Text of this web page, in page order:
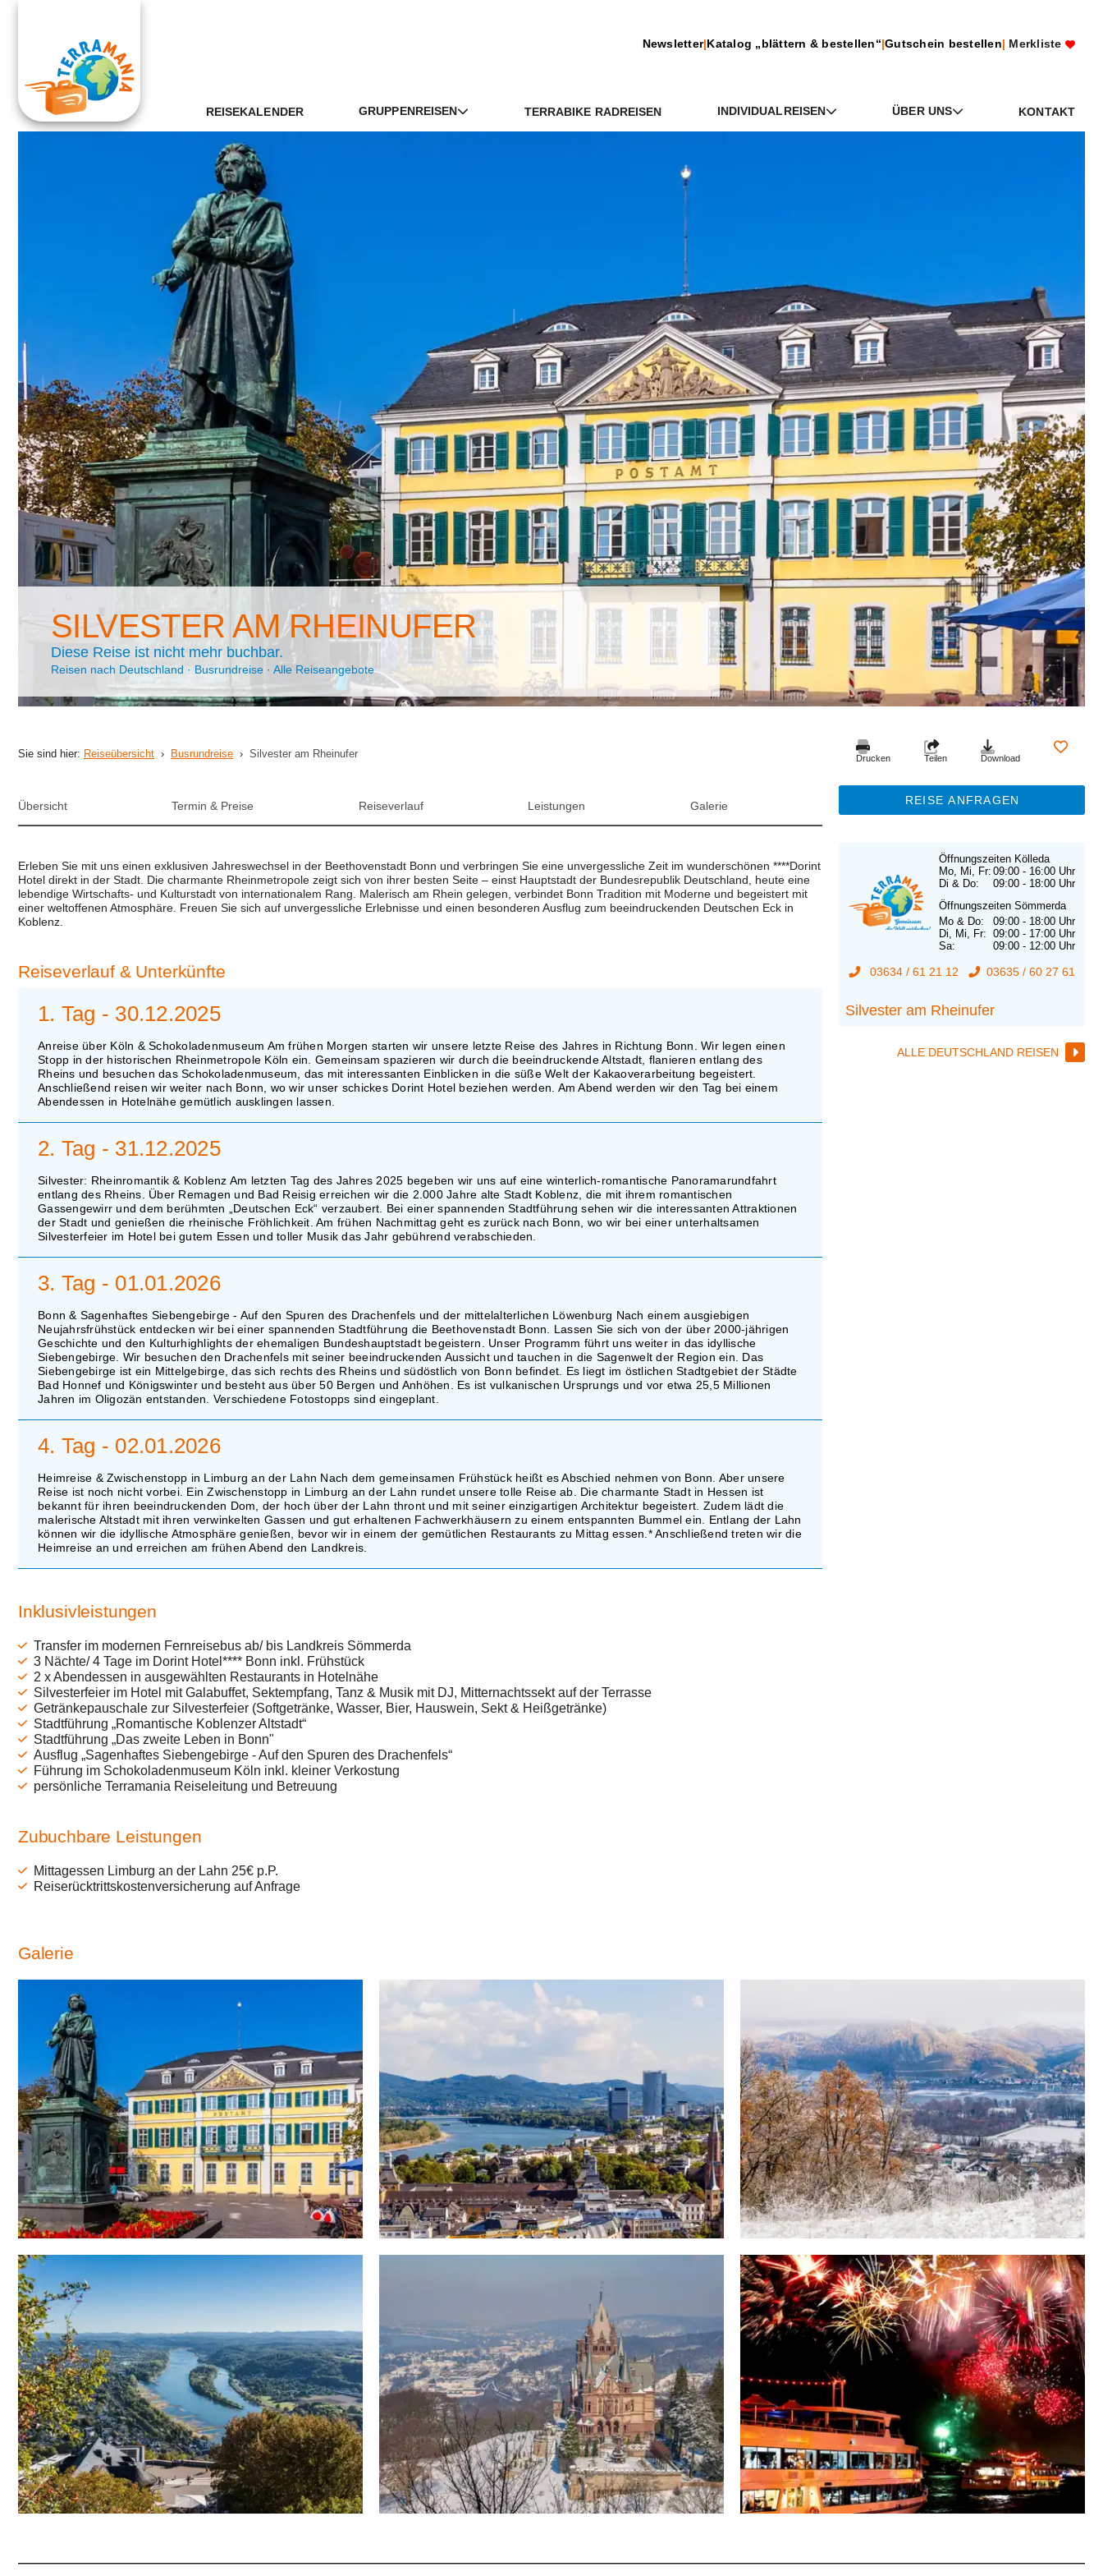
Newsletter|Katalog „blättern & bestellen“|Gutschein bestellen| Merkliste
REISEKALENDER GRUPPENREISEN TERRABIKE RADREISEN INDIVIDUALREISEN ÜBER UNS KONTAKT
SILVESTER AM RHEINUFER
Diese Reise ist nicht mehr buchbar.
Reisen nach Deutschland · Busrundreise · Alle Reiseangebote
Sie sind hier: Reiseübersicht › Busrundreise › Silvester am Rheinufer Drucken Teilen Download
Übersicht Termin & Preise Reiseverlauf Leistungen Galerie REISE ANFRAGEN
Erleben Sie mit uns einen exklusiven Jahreswechsel in der Beethovenstadt Bonn und verbringen Sie eine unvergessliche Zeit im wunderschönen ****Dorint
Hotel direkt in der Stadt. Die charmante Rheinmetropole zeigt sich von ihrer besten Seite – einst Hauptstadt der Bundesrepublik Deutschland, heute eine
lebendige Wirtschafts- und Kulturstadt von internationalem Rang. Malerisch am Rhein gelegen, verbindet Bonn Tradition mit Moderne und begeistert mit
einer weltoffenen Atmosphäre. Freuen Sie sich auf unvergessliche Erlebnisse und einen besonderen Ausflug zum beeindruckenden Deutschen Eck in
Koblenz.
Reiseverlauf & Unterkünfte
1. Tag - 30.12.2025
Anreise über Köln & Schokoladenmuseum Am frühen Morgen starten wir unsere letzte Reise des Jahres in Richtung Bonn. Wir legen einen
Stopp in der historischen Rheinmetropole Köln ein. Gemeinsam spazieren wir durch die beeindruckende Altstadt, flanieren entlang des
Rheins und besuchen das Schokoladenmuseum, das mit interessanten Einblicken in die süße Welt der Kakaoverarbeitung begeistert.
Anschließend reisen wir weiter nach Bonn, wo wir unser schickes Dorint Hotel beziehen werden. Am Abend werden wir den Tag bei einem
Abendessen in Hotelnähe gemütlich ausklingen lassen.
2. Tag - 31.12.2025
Silvester: Rheinromantik & Koblenz Am letzten Tag des Jahres 2025 begeben wir uns auf eine winterlich-romantische Panoramarundfahrt
entlang des Rheins. Über Remagen und Bad Reisig erreichen wir die 2.000 Jahre alte Stadt Koblenz, die mit ihrem romantischen
Gassengewirr und dem berühmten „Deutschen Eck“ verzaubert. Bei einer spannenden Stadtführung sehen wir die interessanten Attraktionen
der Stadt und genießen die rheinische Fröhlichkeit. Am frühen Nachmittag geht es zurück nach Bonn, wo wir bei einer unterhaltsamen
Silvesterfeier im Hotel bei gutem Essen und toller Musik das Jahr gebührend verabschieden.
3. Tag - 01.01.2026
Bonn & Sagenhaftes Siebengebirge - Auf den Spuren des Drachenfels und der mittelalterlichen Löwenburg Nach einem ausgiebigen
Neujahrsfrühstück entdecken wir bei einer spannenden Stadtführung die Beethovenstadt Bonn. Lassen Sie sich von der über 2000-jährigen
Geschichte und den Kulturhighlights der ehemaligen Bundeshauptstadt begeistern. Unser Programm führt uns weiter in das idyllische
Siebengebirge. Wir besuchen den Drachenfels mit seiner beeindruckenden Aussicht und tauchen in die Sagenwelt der Region ein. Das
Siebengebirge ist ein Mittelgebirge, das sich rechts des Rheins und südöstlich von Bonn befindet. Es liegt im östlichen Stadtgebiet der Städte
Bad Honnef und Königswinter und besteht aus über 50 Bergen und Anhöhen. Es ist vulkanischen Ursprungs und vor etwa 25,5 Millionen
Jahren im Oligozän entstanden. Verschiedene Fotostopps sind eingeplant.
4. Tag - 02.01.2026
Heimreise & Zwischenstopp in Limburg an der Lahn Nach dem gemeinsamen Frühstück heißt es Abschied nehmen von Bonn. Aber unsere
Reise ist noch nicht vorbei. Ein Zwischenstopp in Limburg an der Lahn rundet unsere tolle Reise ab. Die charmante Stadt in Hessen ist
bekannt für ihren beeindruckenden Dom, der hoch über der Lahn thront und mit seiner einzigartigen Architektur begeistert. Zudem lädt die
malerische Altstadt mit ihren verwinkelten Gassen und gut erhaltenen Fachwerkhäusern zu einem entspannten Bummel ein. Entlang der Lahn
können wir die idyllische Atmosphäre genießen, bevor wir in einem der gemütlichen Restaurants zu Mittag essen.* Anschließend treten wir die
Heimreise an und erreichen am frühen Abend den Landkreis.
Inklusivleistungen
Transfer im modernen Fernreisebus ab/ bis Landkreis Sömmerda
3 Nächte/ 4 Tage im Dorint Hotel**** Bonn inkl. Frühstück
2 x Abendessen in ausgewählten Restaurants in Hotelnähe
Silvesterfeier im Hotel mit Galabuffet, Sektempfang, Tanz & Musik mit DJ, Mitternachtssekt auf der Terrasse
Getränkepauschale zur Silvesterfeier (Softgetränke, Wasser, Bier, Hauswein, Sekt & Heißgetränke)
Stadtführung „Romantische Koblenzer Altstadt“
Stadtführung „Das zweite Leben in Bonn"
Ausflug „Sagenhaftes Siebengebirge - Auf den Spuren des Drachenfels“
Führung im Schokoladenmuseum Köln inkl. kleiner Verkostung
persönliche Terramania Reiseleitung und Betreuung
Zubuchbare Leistungen
Mittagessen Limburg an der Lahn 25€ p.P.
Reiserücktrittskostenversicherung auf Anfrage
Öffnungszeiten Kölleda
Mo, Mi, Fr: 09:00 - 16:00 Uhr
Di & Do:
09:00 - 18:00 Uhr
Öffnungszeiten Sömmerda
Mo & Do:
09:00 - 18:00 Uhr
Di, Mi, Fr: 09:00 - 17:00 Uhr
Sa:
09:00 - 12:00 Uhr
03634 / 61 21 12 03635 / 60 27 61
Silvester am Rheinufer
ALLE DEUTSCHLAND REISEN
Galerie